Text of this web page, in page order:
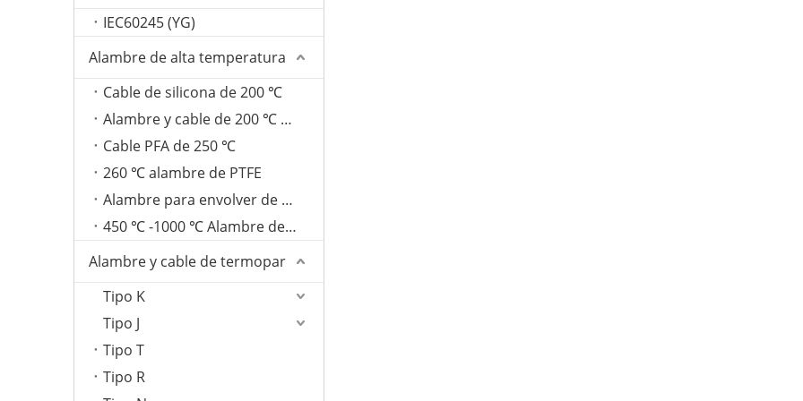
IEC60245 (YG)
Alambre de alta temperatura
Cable de silicona de 200 ℃
Alambre y cable de 200 ℃ FEP
Cable PFA de 250 ℃
260 ℃ alambre de PTFE
Alambre para envolver de fibra de vidrio de 350 ℃
450 ℃ -1000 ℃ Alambre de mica
Alambre y cable de termopar
Tipo K
Tipo J
Tipo T
Tipo R